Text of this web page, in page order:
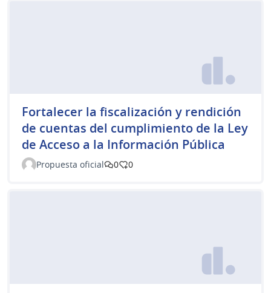
Fortalecer la fiscalización y rendición
de cuentas del cumplimiento de la Ley
de Acceso a la Información Pública
Propuesta oficial 0 0